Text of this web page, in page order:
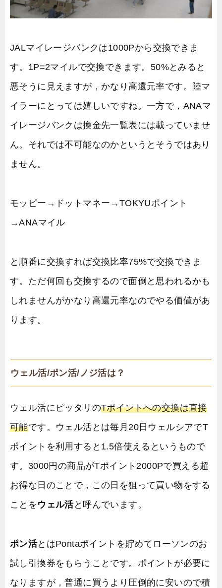
JALマイレージバンクは1000Pから交換できま
す。1P=2マイルで交換できます。50%とみると
悪そうに見えますが，かなり高還元率です。陸マ
イラーにとっては嬉しいですね。一方で，ANAマ
イレージバンクは換金先一覧表には載っていませ
ん。それでは不可能なのかというとそうではあり
ません。
モッピー→ドットマネー→TOKYUポイント
→ANAマイル
と順番に交換すれば交換比率75%で交換できま
す。ただ何回も交換するので面倒と思われるかも
しれませんがかなり高還元率なのでやる価値があ
ります。
ウェル活/ポン活/ノジ活は？
ウェル活にピッタリのTポイントへの交換は直接
可能です。ウェル活とは毎月20日ウェルシアでT
ポイントを利用すると1.5倍使えるというもので
す。3000円の商品がTポイント2000Pで買える超
お得な日のことで，この日を狙って買い物をする
ことを ウェル活と呼んでいます。
ポン活とはPontaポイントを貯めてローソンのお
試し引換券をもらうことです。ポイントが必要に
なりますが，普通に買うより圧倒的に安いので積